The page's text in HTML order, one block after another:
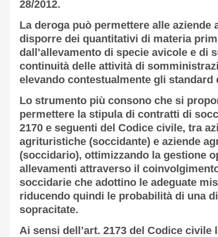
28/2012.
La deroga può permettere alle
disporre dei quantitativi di materia
dall’allevamento di specie avicole e di
continuità delle attività di
elevando contestualmente gli standard
Lo strumento più consono che si
permettere la stipula di contratti di
2170 e seguenti del Codice civile, tra
agrituristiche (soccidante) e aziende
(soccidario), ottimizzando la gestione
allevamenti attraverso il
soccidarie che adottino le adeguate
riducendo quindi le probabilità di una
sopracitate.
Ai sensi dell’art. 2173 del Codice